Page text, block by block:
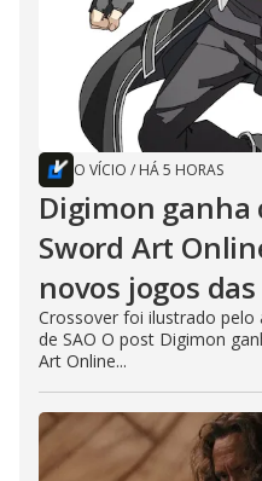
O VÍCIO / HÁ 5 HORAS
Digimon ganha
Sword Art
novos jogos
Crossover foi ilustrado pelo
de SAO O post Digimon
Art Online...